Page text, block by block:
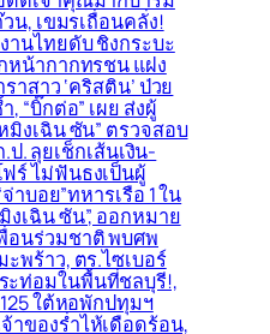
น, เขมรเถื่อนคลั่ง!
านไทยดับ ชิงกระบะ
หน้ากากทรชน แฝง
าสาว ‘คริสติน’ ป่วย
“บิ๊กต่อ” เผย ส่งผู้
มิงเฉิน ซัน” ตรวจสอบ
ป. ลุยเช็กเส้นเงิน-
ร์ ไม่ฟันธงเป็นผู้
าบอย”ทหารเรือ 1 ใน
เฉิน ซัน”, ออกหมาย
อนร่วมชาติ พบศพ
พร้าว, ตร.ไซเบอร์
ะท่อมในพื้นที่ชลบุรี!,
ใต้หอพักปทุมฯ
าของร่ำไห้เดือดร้อน,